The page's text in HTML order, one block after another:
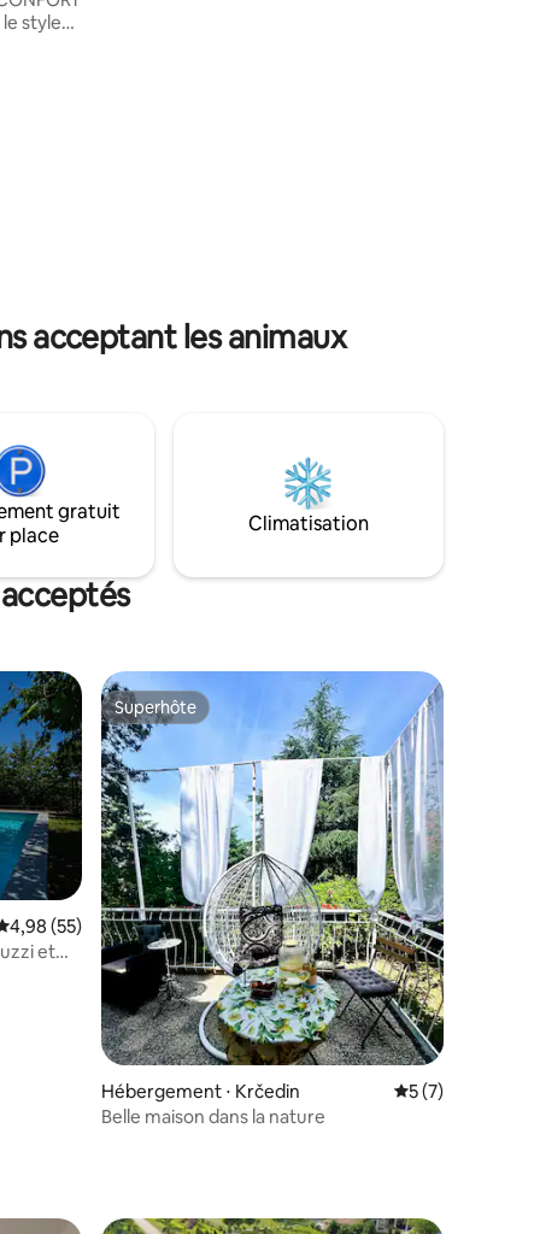
style
acceptant les animaux
gratuit
place
Climatisation
: 4,85 sur 5
moyenne sur la base de 55 commentaires : 4,98 sur 5
4,98 (55)
et
Superhôte
Superhôte
Hébergement ⋅ Krčedin Évaluation
5 (7)
Belle maison dans la nature